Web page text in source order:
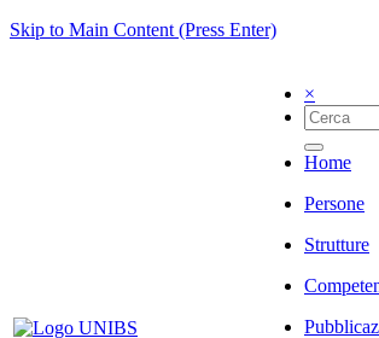
Skip to Main Content (Press Enter)
×
Home
Persone
Strutture